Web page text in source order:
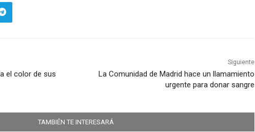
el color de sus
Siguiente
La Comunidad de Madrid hace un llamamiento
urgente para donar sangre
TAMBIÉN TE INTERESARÁ